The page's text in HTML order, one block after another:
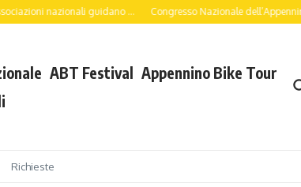
guidano ... Congresso Nazionale dell’Appennino alla Camera
ABT Festival Appennino Bike Tour
Richieste